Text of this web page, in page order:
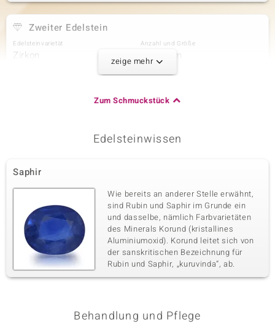
Zweiter Edelstein
Edelsteinvarietät
Zirkon
Anzahl und Größe
6 à 2 mm
Herkunft
Rubin
Karatgewicht Summe
0,171 ct
Schliff
Runder Brillantschliff
Fassung
Krappenfassung
Herkunft
Madagaskar
zeige mehr
Zum Schmuckstück
Edelsteinwissen
Saphir
Wie bereits an anderer Stelle erwähnt,
sind Rubin und Saphir im Grunde ein
und dasselbe, nämlich Farbvarietäten
des Minerals Korund (kristallines
Aluminiumoxid). Korund leitet sich von
der sanskritischen Bezeichnung für
Rubin und Saphir, „kuruvinda“, ab.
Behandlung und Pflege